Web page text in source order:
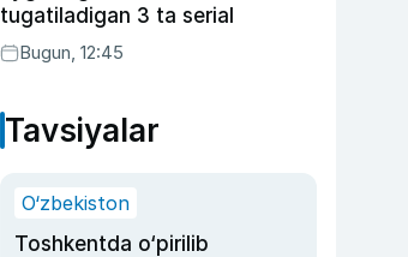
tugatiladigan 3 ta serial
Bugun, 12:45
Tavsiyalar
O‘zbekiston
Toshkentda o‘pirilib